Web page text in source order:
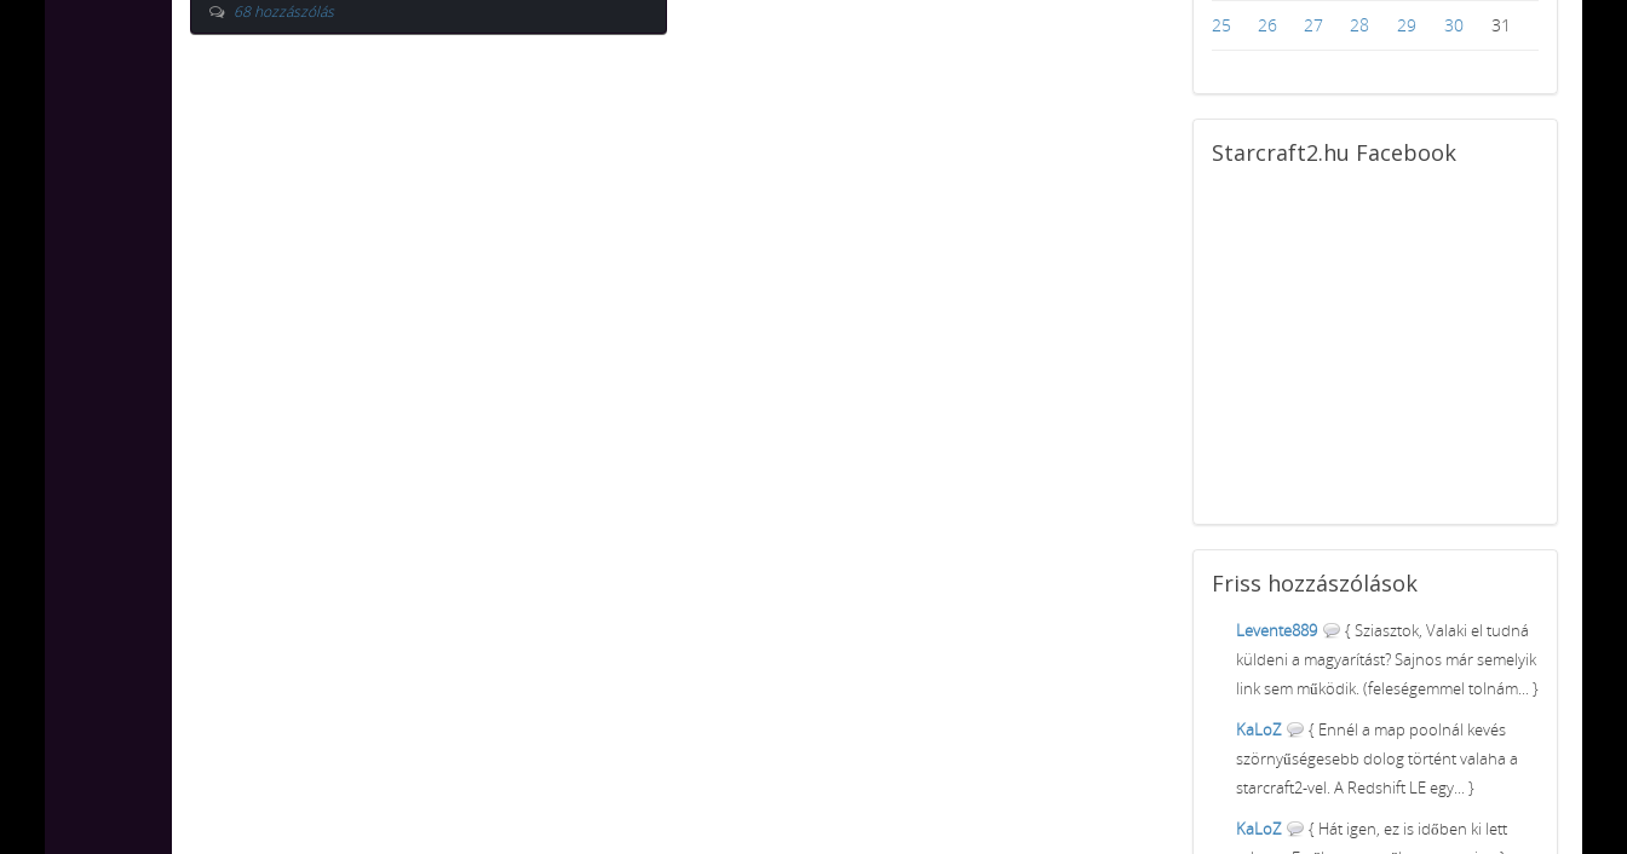
68 hozzászólás
25 26 27 28 29 30 31
Starcraft2.hu Facebook
Friss hozzászólások
Levente889
{ Sziasztok, Valaki el tudná
küldeni a magyarítást? Sajnos már semelyik
link sem működik. (feleségemmel tolnám... }
KaLoZ
{ Ennél a map poolnál kevés
szörnyűségesebb dolog történt valaha a
starcraft2-vel. A Redshift LE egy... }
KaLoZ
{ Hát igen, ez is időben ki lett